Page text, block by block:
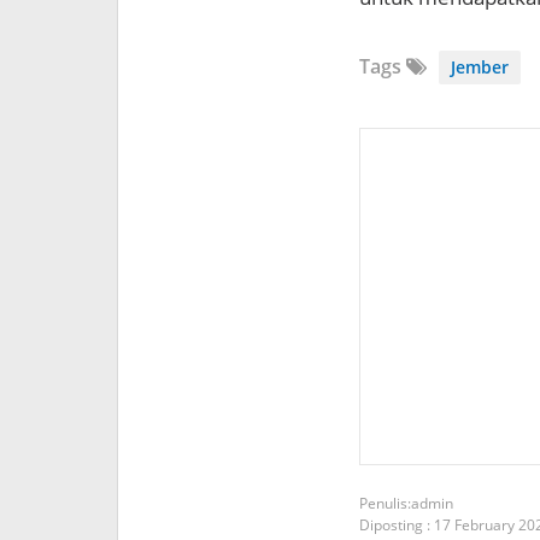
Tags Jember
admin
Diposting : 17 February